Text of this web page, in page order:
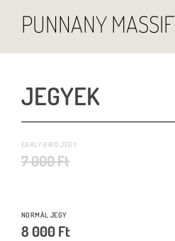
PUNNANY MASSIF
JEGYEK
EARLY BIRD JEGY
7 000 Ft
NORMÁL JEGY
8 000 Ft